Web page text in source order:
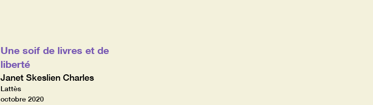
Une soif de livres et de
liberté
Janet Skeslien Charles
Lattès
octobre 2020